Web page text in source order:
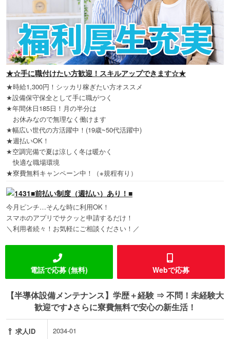
★☆手に職付けたい方歓迎！スキルアップできます☆★
★時給1,300円！シッカリ稼ぎたい方オススメ
★設備保守保全として手に職がつく
★年間休日185日！月の半分は
お休みなので無理なく働けます
★幅広い世代の方活躍中！(19歳~50代活躍中)
★週払いOK！
★空調完備で夏は涼しく冬は暖かく
快適な職場環境
★寮費無料キャンペーン中！（※規程有り）
■前払い制度（週払い）あり！■
今月ピンチ…そんな時に利用OK！
スマホのアプリでサクッと申請するだけ！
＼利用者続々！お気軽にご相談ください！／
電話で応募 (無料) Webで応募
【半導体設備メンテナンス】学歴＋経験 ⇒ 不問！未経験大
歓迎です♪さらに寮費無料で安心の新生活！
求人ID 2034-01